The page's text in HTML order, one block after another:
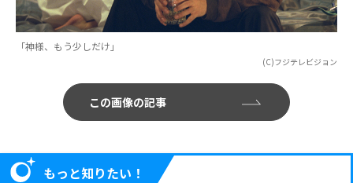
「神様、もう少しだけ」
(C)フジテレビジョン
この画像の記事
もっと知りたい！